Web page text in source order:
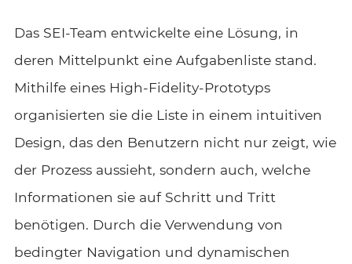
Das SEI-Team entwickelte eine Lösung, in
deren Mittelpunkt eine Aufgabenliste stand.
Mithilfe eines High-Fidelity-Prototyps
organisierten sie die Liste in einem intuitiven
Design, das den Benutzern nicht nur zeigt, wie
der Prozess aussieht, sondern auch, welche
Informationen sie auf Schritt und Tritt
benötigen. Durch die Verwendung von
bedingter Navigation und dynamischen